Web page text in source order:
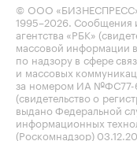
© ООО
1995–2026. Сообщения
агентства «РБК»
массовой информации
по надзору в сфере
и массовых
за номером ИА №ФС77-
(свидетельство о
выдано Федеральной
информационных
(Роскомнадзор)